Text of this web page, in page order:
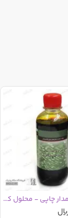
اسید مایع مدار چاپی - محلول کلروفریک 250 میلی لیتر